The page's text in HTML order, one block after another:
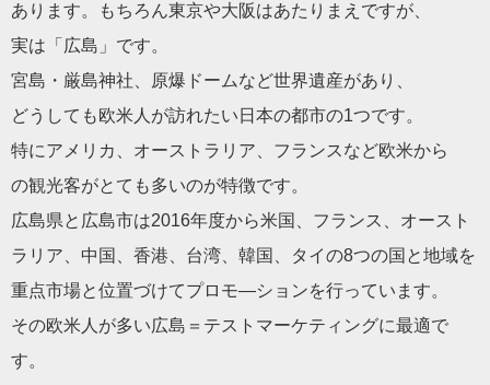
あります。もちろん東京や大阪はあたりまえですが、
実は「広島」です。
宮島・厳島神社、原爆ドームなど世界遺産があり、
どうしても欧米人が訪れたい日本の都市の1つです。
特にアメリカ、オーストラリア、フランスなど欧米から
の観光客がとても多いのが特徴です。
広島県と広島市は2016年度から米国、フランス、オースト
ラリア、中国、香港、台湾、韓国、タイの8つの国と地域を
重点市場と位置づけてプロモ―ションを行っています。
その欧米人が多い広島＝テストマーケティングに最適で
す。